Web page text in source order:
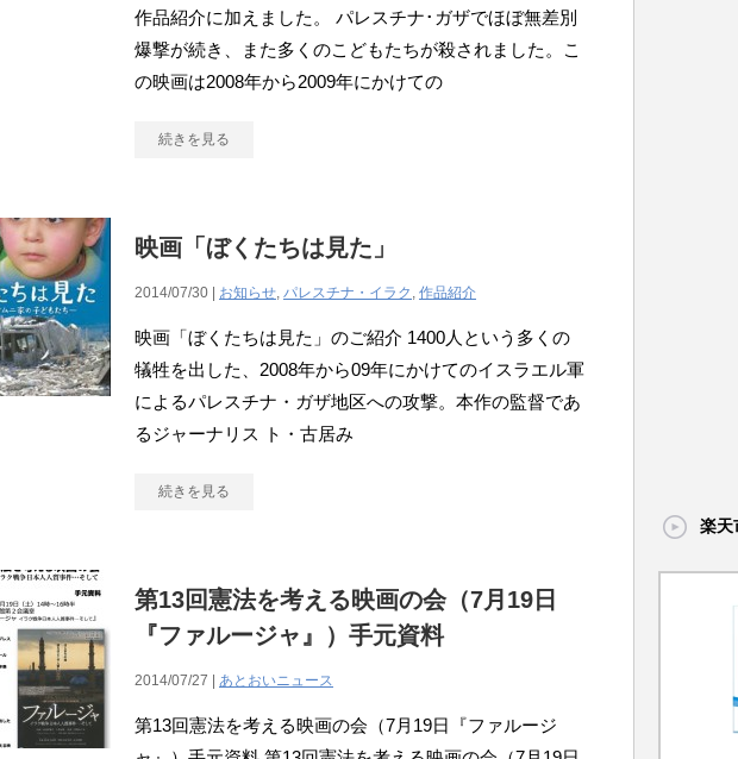
作品紹介に加えました。 パレスチナ･ガザでほぼ無差別
爆撃が続き、また多くのこどもたちが殺されました。こ
の映画は2008年から2009年にかけての
続きを見る
映画「ぼくたちは見た」
2014/07/30 | お知らせ, パレスチナ・イラク , 作品紹介
映画「ぼくたちは見た」のご紹介 1400人という多くの
犠牲を出した、2008年から09年にかけてのイスラエル軍
によるパレスチナ・ガザ地区への攻撃。本作の監督であ
るジャーナリス ト・古居み
続きを見る
第13回憲法を考える映画の会（7月19日
『ファルージャ』）手元資料
2014/07/27 | あとおいニュース
第13回憲法を考える映画の会（7月19日『ファルージ
楽天